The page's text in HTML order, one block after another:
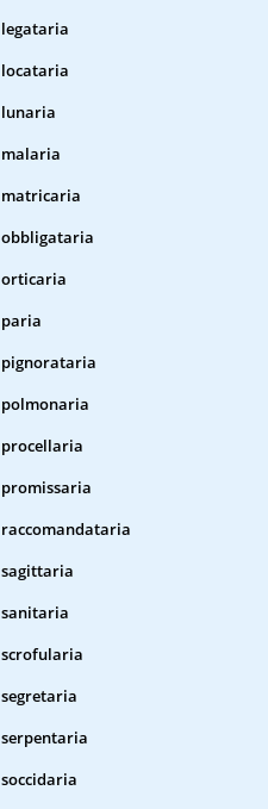
legataria
locataria
lunaria
malaria
matricaria
obbligataria
orticaria
paria
pignorataria
polmonaria
procellaria
promissaria
raccomandataria
sagittaria
sanitaria
scrofularia
segretaria
serpentaria
soccidaria